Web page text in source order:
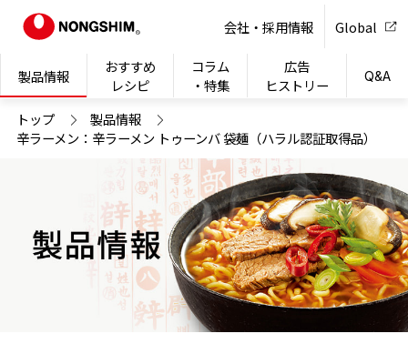
製品情報
おすすめ
レシピ
コラム
・特集
広告
ヒストリー
Q&A
会社・採用情報 Global
トップ
製品情報
辛ラーメン：辛ラーメン トゥーンバ 袋麺（ハラル認証取得品）